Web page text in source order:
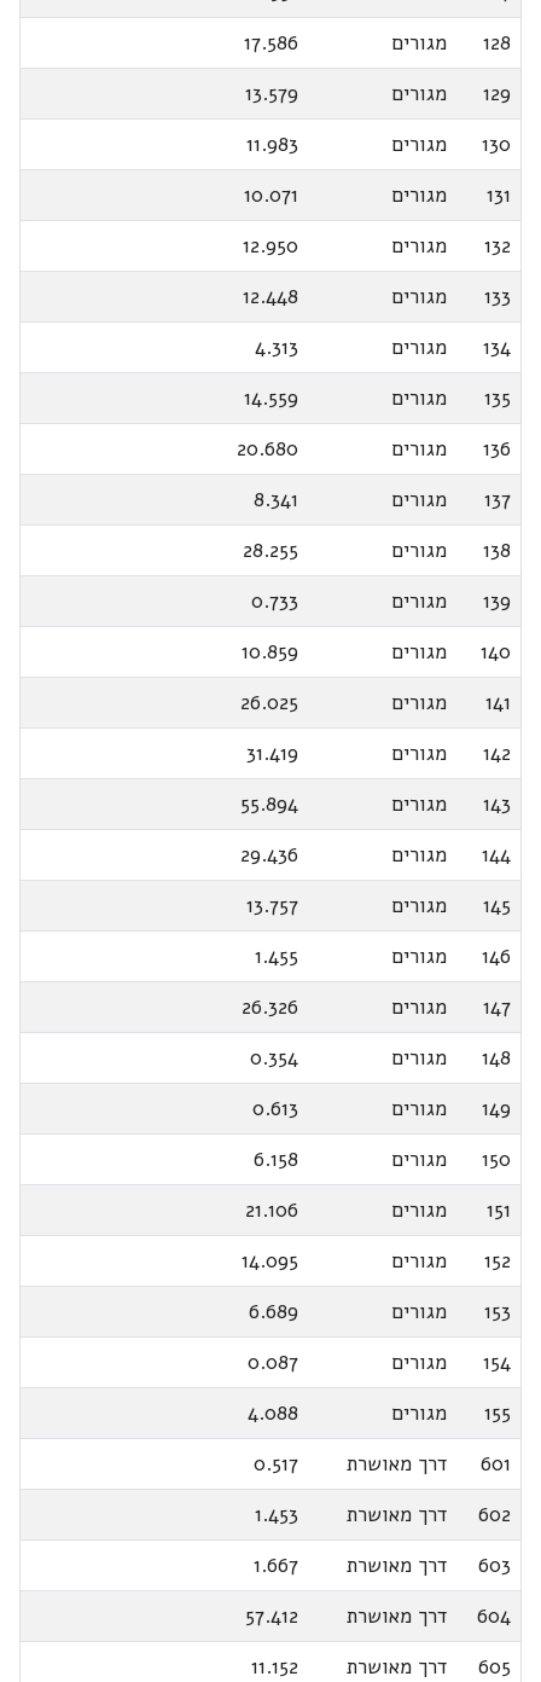
128
מגורים
17.586
129
מגורים
13.579
130
מגורים
11.983
131
מגורים
10.071
132
מגורים
12.950
133
מגורים
12.448
134
מגורים
4.313
135
מגורים
14.559
136
מגורים
20.680
137
מגורים
8.341
138
מגורים
28.255
139
מגורים
0.733
140
מגורים
10.859
141
מגורים
26.025
142
מגורים
31.419
143
מגורים
55.894
144
מגורים
29.436
145
מגורים
13.757
146
מגורים
1.455
147
מגורים
26.326
148
מגורים
0.354
149
מגורים
0.613
150
מגורים
6.158
151
מגורים
21.106
152
מגורים
14.095
153
מגורים
6.689
154
מגורים
0.087
155
מגורים
4.088
601
דרך מאושרת
0.517
602
דרך מאושרת
1.453
603
דרך מאושרת
1.667
604
דרך מאושרת
57.412
605
דרך מאושרת
11.152